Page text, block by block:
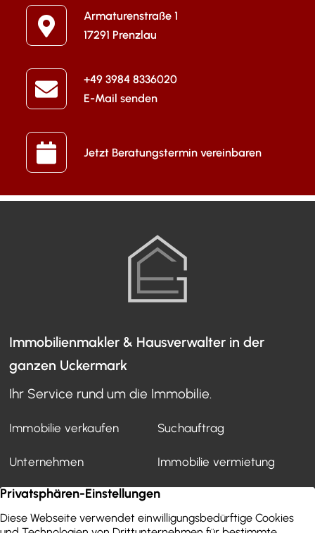
Armaturenstraße 1
17291 Prenzlau
+49 3984 8336020
E-Mail senden
Jetzt Beratungstermin vereinbaren
Immobilienmakler & Hausverwalter in der
ganzen Uckermark
Ihr Service rund um die Immobilie.
Immobilie verkaufen Suchauftrag
Unternehmen Immobilie vermietung
Mietverwaltung Kundenstimmen
Finanzierung WEG-Verwaltung